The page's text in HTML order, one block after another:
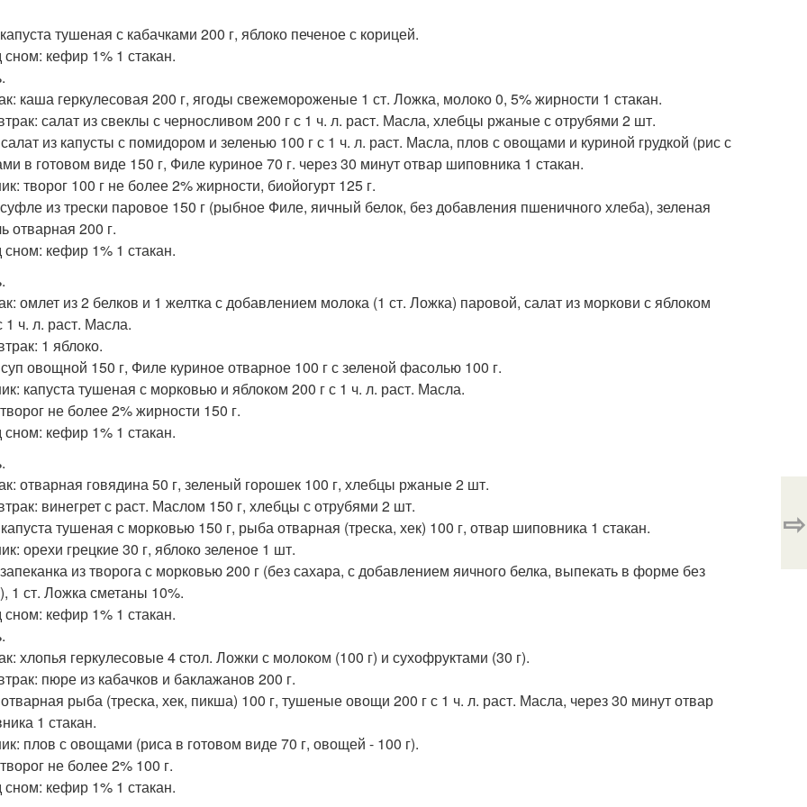
тушеная с кабачками 200 г, яблоко печеное с корицей.
кефир 1% 1 стакан.
каша геркулесовая 200 г, ягоды свежемороженые 1 ст. Ложка, молоко 0, 5% жирности 1 стакан.
салат из свеклы с черносливом 200 г с 1 ч. л. раст. Масла, хлебцы ржаные с отрубями 2 шт.
из капусты с помидором и зеленью 100 г с 1 ч. л. раст. Масла, плов с овощами и куриной грудкой (рис с
в готовом виде 150 г, Филе куриное 70 г. через 30 минут отвар шиповника 1 стакан.
творог 100 г не более 2% жирности, биойогурт 125 г.
из трески паровое 150 г (рыбное Филе, яичный белок, без добавления пшеничного хлеба), зеленая
отварная 200 г.
кефир 1% 1 стакан.
омлет из 2 белков и 1 желтка с добавлением молока (1 ст. Ложка) паровой, салат из моркови с яблоком
1 ч. л. раст. Масла.
1 яблоко.
овощной 150 г, Филе куриное отварное 100 г с зеленой фасолью 100 г.
капуста тушеная с морковью и яблоком 200 г с 1 ч. л. раст. Масла.
не более 2% жирности 150 г.
кефир 1% 1 стакан.
отварная говядина 50 г, зеленый горошек 100 г, хлебцы ржаные 2 шт.
винегрет с раст. Маслом 150 г, хлебцы с отрубями 2 шт.
тушеная с морковью 150 г, рыба отварная (треска, хек) 100 г, отвар шиповника 1 стакан.
орехи грецкие 30 г, яблоко зеленое 1 шт.
из творога с морковью 200 г (без сахара, с добавлением яичного белка, выпекать в форме без
1 ст. Ложка сметаны 10%.
кефир 1% 1 стакан.
хлопья геркулесовые 4 стол. Ложки с молоком (100 г) и сухофруктами (30 г).
пюре из кабачков и баклажанов 200 г.
рыба (треска, хек, пикша) 100 г, тушеные овощи 200 г с 1 ч. л. раст. Масла, через 30 минут отвар
1 стакан.
плов с овощами (риса в готовом виде 70 г, овощей - 100 г).
не более 2% 100 г.
кефир 1% 1 стакан.
⇨